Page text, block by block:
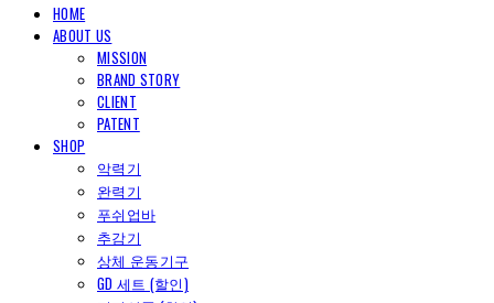
HOME
ABOUT US
MISSION
BRAND STORY
CLIENT
PATENT
SHOP
악력기
완력기
푸쉬업바
추감기
상체 운동기구
GD 세트 (할인)